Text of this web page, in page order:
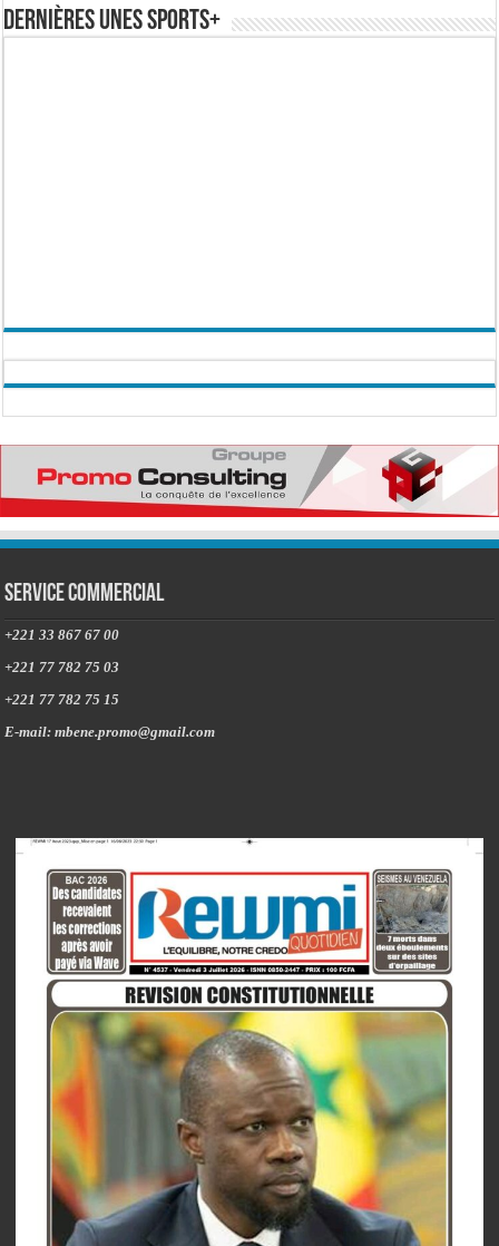
Dernières Unes Sports+
Service commercial
+221 33 867 67 00
+221 77 782 75 03
+221 77 782 75 15
E-mail: mbene.promo@gmail.com